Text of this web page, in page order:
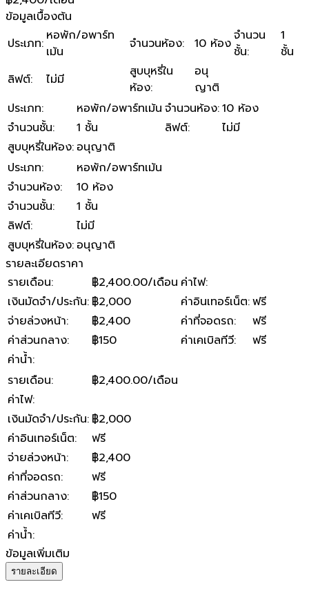
ข้อมูลเบื้องต้น
ประเภท: หอพัก/อพาร์ท
เม้น
จำนวนห้อง: 10 ห้องจำนวน
ชั้น:
1
ชั้น
ลิฟต์: ไม่มี
สูบบุหรี่ใน
ห้อง:
อนุ
ญาติ
ประเภท: หอพัก/อพาร์ทเม้น จำนวนห้อง:10 ห้อง
จำนวนชั้น: 1 ชั้น ลิฟต์:
ไม่มี
สูบบุหรี่ในห้อง: อนุญาติ
ประเภท:
หอพัก/อพาร์ทเม้น
จำนวนห้อง:
10 ห้อง
จำนวนชั้น:
1 ชั้น
ลิฟต์:
ไม่มี
สูบบุหรี่ในห้อง: อนุญาติ
รายละเอียดราคา
รายเดือน: ฿2,400.00/เดือน ค่าไฟ:
เงินมัดจำ/ประกัน: ฿2,000 ค่าอินเทอร์เน็ต:ฟรี
จ่ายล่วงหน้า: ฿2,400 ค่าที่จอดรถ:
ฟรี
ค่าส่วนกลาง: ฿150 ค่าเคเบิลทีวี:
ฟรี
ค่าน้ำ:
รายเดือน:
฿2,400.00/เดือน
ค่าไฟ:
เงินมัดจำ/ประกัน: ฿2,000
ค่าอินเทอร์เน็ต:
ฟรี
จ่ายล่วงหน้า:
฿2,400
ค่าที่จอดรถ:
ฟรี
ค่าส่วนกลาง:
฿150
ค่าเคเบิลทีวี:
ฟรี
ค่าน้ำ:
ข้อมูลเพิ่มเติม
รายละเอียด